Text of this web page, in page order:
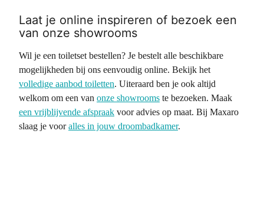
Laat je online inspireren of bezoek een
van onze showrooms
Wil je een toiletset bestellen? Je bestelt alle beschikbare
mogelijkheden bij ons eenvoudig online. Bekijk het
volledige aanbod toiletten. Uiteraard ben je ook altijd
welkom om een van onze showrooms te bezoeken. Maak
een vrijblijvende afspraak voor advies op maat. Bij Maxaro
slaag je vooralles in jouw droombadkamer.